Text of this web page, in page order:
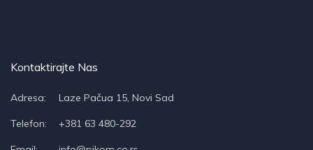
Kontaktirajte Nas
Adresa: Laze Pačua 15, Novi Sad
Telefon: +381 63 480-292